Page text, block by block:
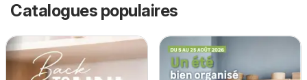
Catalogues populaires